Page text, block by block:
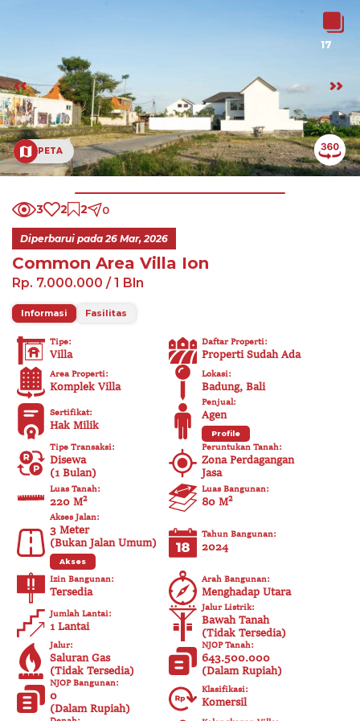
17
PETA
3 2 2 0
Diperbarui pada 26 Mar, 2026
Common Area Villa Ion
Rp. 7.000.000 / 1 Bln
Informasi Fasilitas
Tipe:
Villa
Daftar Properti:
Properti Sudah Ada
Area Properti:
Komplek Villa
Lokasi:
Badung, Bali
Sertifikat:
Hak Milik
Penjual:
Agen
Profile
Tipe Transaksi:
Disewa
(1 Bulan)
Peruntukan Tanah:
Zona Perdagangan
Jasa
Luas Tanah:
220 M²
Luas Bangunan:
80 M²
Akses Jalan:
3 Meter
(Bukan Jalan Umum)
Akses
Tahun Bangunan:
2024
Izin Bangunan:
Tersedia
Arah Bangunan:
Menghadap Utara
Jumlah Lantai:
1 Lantai
Jalur Listrik:
Bawah Tanah
(Tidak Tersedia)
Jalur:
Saluran Gas
(Tidak Tersedia)
NJOP Tanah:
643.500.000
(Dalam Rupiah)
NJOP Bangunan:
0
(Dalam Rupiah)
Klasifikasi:
Komersil